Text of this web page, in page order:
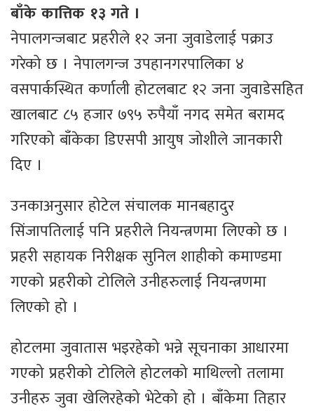
बाँके कात्तिक १३ गते ।
नेपालगन्जबाट प्रहरीले १२ जना जुवाडेलाई पक्राउ
गरेको छ । नेपालगन्ज उपहानगरपालिका ४
वसपार्कस्थित कर्णाली होटलबाट १२ जना जुवाडेसहित
खालबाट ८५ हजार ७९५ रुपैयाँ नगद समेत बरामद
गरिएको बाँकेका डिएसपी आयुष जोशीले जानकारी
दिए ।
उनकाअनुसार होटेल संचालक मानबहादुर
सिंजापतिलाई पनि प्रहरीले नियन्त्रणमा लिएको छ ।
प्रहरी सहायक निरीक्षक सुनिल शाहीको कमाण्डमा
गएको प्रहरीको टोलिले उनीहरुलाई नियन्त्रणमा
लिएको हो ।
होटलमा जुवातास भइरहेको भन्ने सूचनाका आधारमा
गएको प्रहरीको टोलिले होटलको माथिल्लो तलामा
उनीहरु जुवा खेलिरहेको भेटेको हो । बाँकेमा तिहार